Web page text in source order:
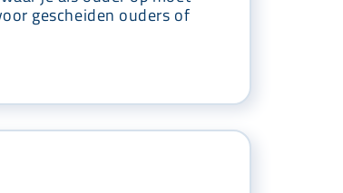
gescheiden ouders of